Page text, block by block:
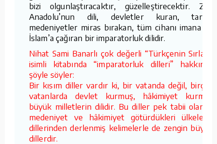
bizi olgunlaştıracaktır, güzelleştirecektir. Zira
Anadolu’nun dili, devletler kuran, tarihe
medeniyetler miras bırakan, tüm cihanı imana ve
İslam’a çağıran bir imparatorluk dilidir.
Nihat Sami Banarlı çok değerli “Türkçenin Sırları”
isimli kitabında “imparatorluk dilleri” hakkında
şöyle söyler:
Bir kısım diller vardır ki, bir vatanda değil, birçok
vatanlarda devlet kurmuş, hâkimiyet kurmuş
büyük milletlerin dilidir. Bu diller pek tabii olarak,
medeniyet ve hâkimiyet götürdükleri ülkelerin
dillerinden derlenmiş kelimelerle de zengin büyük
dillerdir.